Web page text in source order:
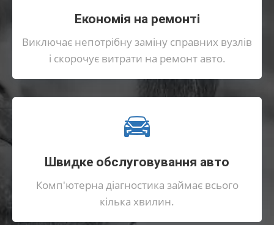
Економія на ремонті
Виключає непотрібну заміну справних вузлів
і скорочує витрати на ремонт авто.
Швидке обслуговування авто
Комп'ютерна діагностика займає всього
кілька хвилин.